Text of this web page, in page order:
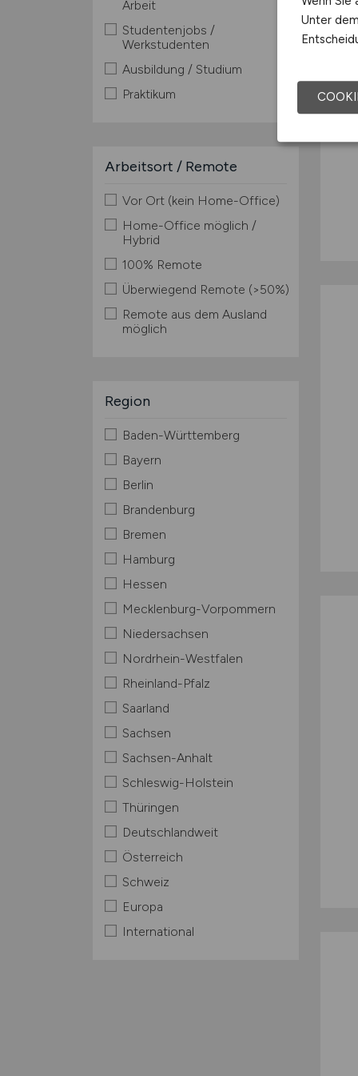
Arbeit
Studentenjobs /
Werkstudenten
Ausbildung / Studium
Praktikum
Arbeitsort / Remote
Vor Ort (kein Home-Office)
Home-Office möglich /
Hybrid
100% Remote
Überwiegend Remote (>50%)
Remote aus dem Ausland
möglich
Region
Baden-Württemberg
Bayern
Berlin
Brandenburg
Bremen
Hamburg
Hessen
Mecklenburg-Vorpommern
Niedersachsen
Nordrhein-Westfalen
Rheinland-Pfalz
Saarland
Sachsen
Sachsen-Anhalt
Schleswig-Holstein
Thüringen
Deutschlandweit
Österreich
Schweiz
Europa
International
Unter